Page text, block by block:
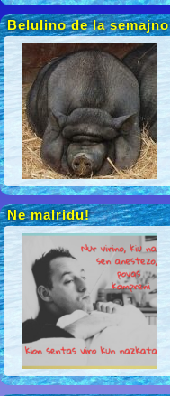
Belulino de la semajno
Ne malridu!